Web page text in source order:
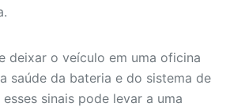
deixar o veículo em uma oficina
saúde da bateria e do sistema de
sinais pode levar a uma